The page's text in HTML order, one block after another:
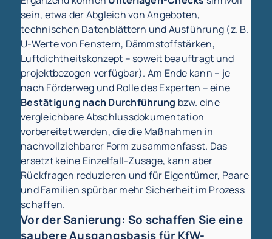
sein, etwa der Abgleich von Angeboten,
technischen Datenblättern und Ausführung (z. B.
U-Werte von Fenstern, Dämmstoffstärken,
Luftdichtheitskonzept – soweit beauftragt und
projektbezogen verfügbar). Am Ende kann – je
nach Förderweg und Rolle des Experten – eine
Bestätigung nach Durchführung bzw. eine
vergleichbare Abschlussdokumentation
vorbereitet werden, die die Maßnahmen in
nachvollziehbarer Form zusammenfasst. Das
ersetzt keine Einzelfall-Zusage, kann aber
Rückfragen reduzieren und für Eigentümer, Paare
und Familien spürbar mehr Sicherheit im Prozess
schaffen.
Vor der Sanierung: So schaffen Sie eine
saubere Ausgangsbasis für KfW-